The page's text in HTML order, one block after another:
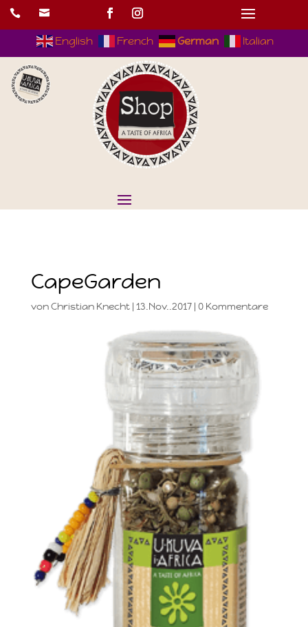
 
English French German Italian
CapeGarden
vonChristian Knecht| 13.Nov..2017| 0 Kommentare